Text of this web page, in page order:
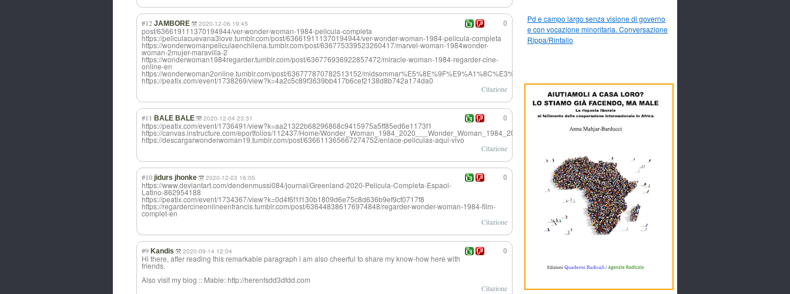
0
#12 JAMBORE 2020-12-06 19:45
post/636619111370194944/ver-wonder-woman-1984-pelicula-completa
https://peliculacuevana3love.tumblr.com/post/636619111370194944/ver-wonder-woman-1984-pelicula-completa
https://wonderwomanpeliculaenchilena.tumblr.com/post/636775339523260417/marvel-woman-1984wonder-
woman-2mujer-maravilla-2
https://wonderwoman1984regarder.tumblr.com/post/636776936922857472/miracle-woman-1984-regarder-cine-
online-en
https://wonderwoman2online.tumblr.com/post/636777870782513152/
https://peatix.com/event/1738269/view?k=4a2c5c89f3639bb417b6cef2138d8b742a174da0
Citazione
0
#11 BALE BALE 2020-12-04 23:31
https://peatix.com/event/1736491/view?k=aa21322b68296868c9415975a5ff85ed6e1173f1
https://canvas.instructure.com/eportfolios/112437/Home/Wonder_Woman_1984_2020___Wonder_Woman_1984_2020__1080p
https://descargarwonderwoman19.tumblr.com/post/636611365667274752/enlace-peliculas-aqui-vivo
Citazione
0
#10 jidurs jhonke 2020-12-03 16:05
https://www.deviantart.com/dendenmussi084/journal/Greenland-2020-Pelicula-Completa-Espaol-
Latino-862954188
https://peatix.com/event/1734367/view?k=0d4f6f1f130b1809d6e75c8d636b9ef9cf0717f8
https://regardercineonlineenfrancis.tumblr.com/post/636448386176974848/regarder-wonder-woman-1984-film-
complet-en
Citazione
0
#9 Kandis 2020-09-14 12:04
Hi there, after reading this remarkable paragraph i am also cheerful to share my know-how here with
friends.
Also visit my blog :: Mable: http://herenfsdd3dfdd.com
Citazione
Pd e campo largo senza visione di governo
e con vocazione minoritaria. Conversazione
Rippa/Rintallo